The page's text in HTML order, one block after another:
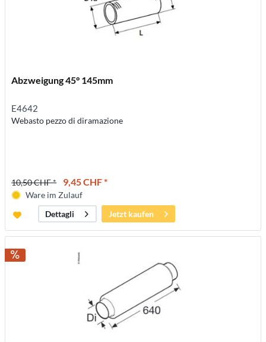
Abzweigung 45° 145mm
E4642
Webasto pezzo di diramazione
10,50 CHF * 9,45 CHF *
Ware im Zulauf
Dettagli
Jetzt kaufen